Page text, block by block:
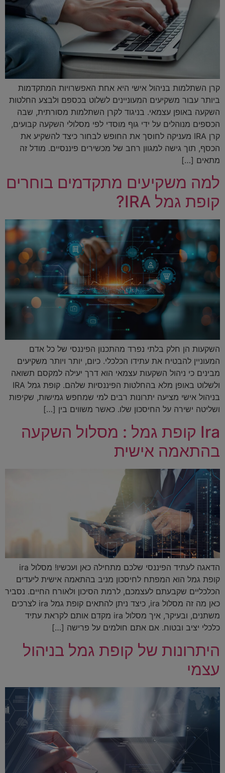
קרן השתלמות בניהול אישי היא אחת האפשרויות המתקדמות
ביותר עבור משקיעים המעוניינים לשלוט בכספם ולבצע החלטות
השקעה באופן עצמאי. בניגוד לקרן השתלמות מסורתית, שבה
הכספים מנוהלים על ידי גוף מוסדי לפי מסלולי השקעה קבועים,
קרן IRA מעניקה לחוסך את החופש לבחור כיצד להשקיע את
הכסף, תוך גישה למגוון רחב של מכשירים פיננסיים. מודל זה
מתאים […]
למה משקיעים מתקדמים בוחרים
קופת גמל IRA?
השקעות הן חלק בלתי נפרד מהתכנון הפיננסי של כל אדם
המעוניין להבטיח את עתידו הכלכלי. כיום, יותר ויותר משקיעים
מבינים כי ניהול השקעות עצמאי הוא דרך יעילה למקסם תשואה
ולשלוט באופן מלא בהחלטות הפיננסיות שלהם. קופת גמל IRA
בניהול אישי מציעה יתרונות רבים למי שמחפש גמישות, שקיפות
ושליטה ישירה על החיסכון שלו. כאשר משווים בין […]
Ira קופת גמל : מסלול השקעה
בהתאמה אישית
הדאגה לעתיד הפיננסי שלכם מתחילה כאן ועכשיו! מסלול ira
קופת גמל הוא המפתח לחיסכון מניב בהתאמה אישית ליעדים
הכלכליים שקבעתם לעצמכם, לרמת הסיכון ולאורח החיים. נסביר
כאן מה זה מסלול ira, כיצד ניתן להתאים קופת גמל ira לצרכים
משתנים, ובעיקר, איך מסלול ira מקדם אותם לקראת עתיד
כלכלי יציב ובטוח. אם אתם חולמים על פרישה […]
היתרונות של קופת גמל בניהול
עצמי